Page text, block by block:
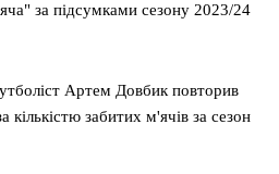
за підсумками сезону 2023/24
Артем Довбик повторив
забитих м'ячів за сезон